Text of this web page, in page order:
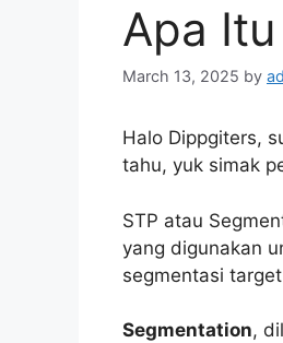
Apa
March 13, 2025 by
Halo Dippgiters,
tahu, yuk simak
STP atau
yang digunakan
segmentasi
Segmentation,